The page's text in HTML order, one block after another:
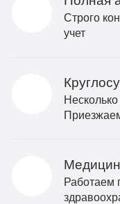
Строго
учет
Работаем